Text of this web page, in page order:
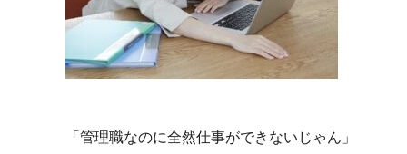
「管理職なのに全然仕事ができないじゃん」